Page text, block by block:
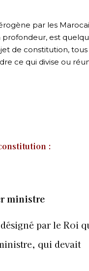
par les
profondeur, est
de constitution,
ce qui divise ou
:
ministre
par le Roi
qui devait